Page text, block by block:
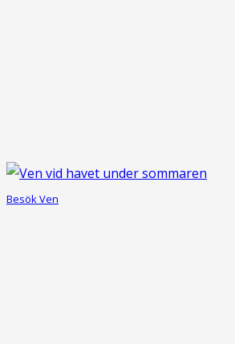
Besök Ven